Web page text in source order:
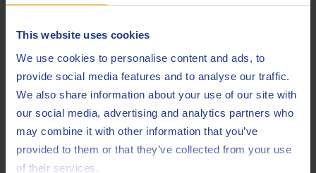
This website uses cookies
We use cookies to personalise content and ads, to
provide social media features and to analyse our traffic.
We also share information about your use of our site with
our social media, advertising and analytics partners who
may combine it with other information that you’ve
provided to them or that they’ve collected from your use
of their services.
Specificaties en goedkeuringen
Bosch Rexroth RE 90220 notes
DIN 51524-3 HVLP
Eaton Brochure 03-401-2010